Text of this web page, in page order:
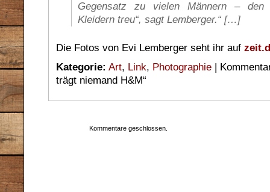
Gegensatz zu vielen Männern – den
Kleidern treu“, sagt Lemberger.“ […]
Die Fotos von Evi Lemberger seht ihr auf
Kategorie: Art, Link, Photographie |
trägt niemand H&M“
Kommentare geschlossen.